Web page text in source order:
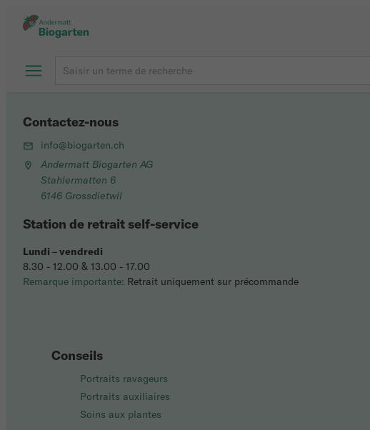
Conseils
Portraits ravageurs
Portraits auxiliaires
Soins aux plantes
Contactez-nous
info@biogarten.ch
Andermatt Biogarten AG
Stahlermatten 6
6146 Grossdietwil
Station de retrait self-service
Lundi –vendredi
8.30 - 12.00 & 13.00 - 17.00
Remarque importante: Retrait uniquement sur précommande